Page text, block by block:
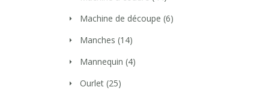
Machine de découpe (6)
Manches (14)
Mannequin (4)
Ourlet (25)